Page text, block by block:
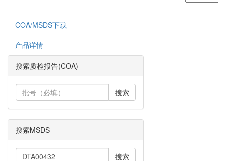
COA/MSDS下载
产品详情
搜索质检报告(COA)
搜索
搜索MSDS
搜索